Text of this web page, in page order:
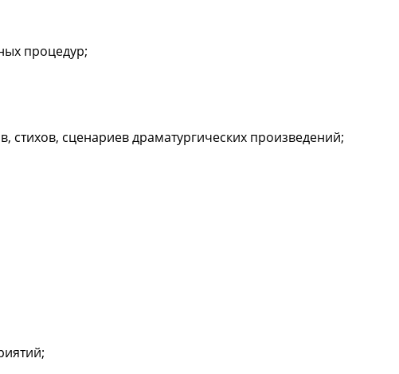
процедур;
стихов, сценариев драматургических произведений;